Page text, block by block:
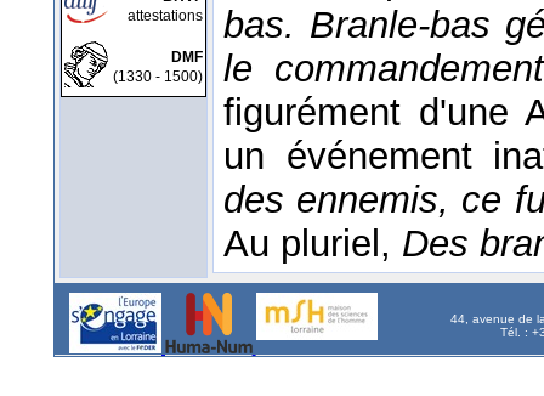
attestations
DMF
(1330 - 1500)
bas. Branle-bas
le
figurément d'une
un événement
des ennemis, ce
Au pluriel, Des
44, avenue de
Tél. :